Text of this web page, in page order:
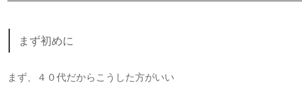
まず初めに
まず、４０代だからこうした方がいい